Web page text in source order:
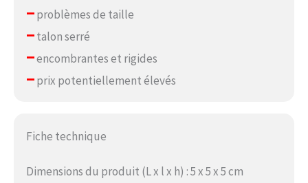
–problèmes de taille
–talon serré
–encombrantes et rigides
–prix potentiellement élevés
Fiche technique
Dimensions du produit (L x l x h) : 5 x 5 x 5 cm